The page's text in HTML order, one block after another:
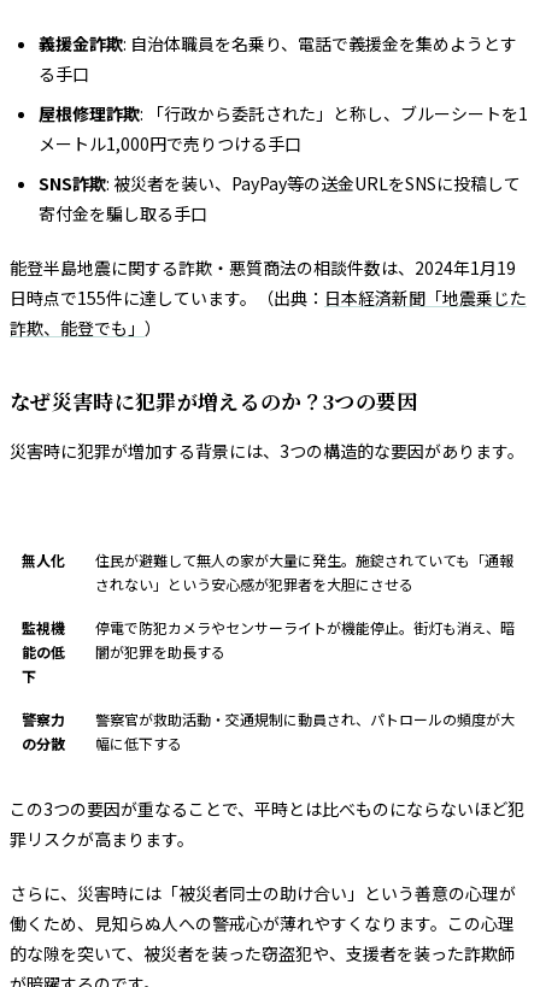
義援金詐欺: 自治体職員を名乗り、電話で義援金を集めようとす
る手口
屋根修理詐欺: 「行政から委託された」と称し、ブルーシートを1
メートル1,000円で売りつける手口
SNS詐欺: 被災者を装い、PayPay等の送金URLをSNSに投稿して
寄付金を騙し取る手口
能登半島地震に関する詐欺・悪質商法の相談件数は、2024年1月19
日時点で155件に達しています。（出典： 日本経済新聞「地震乗じた
詐欺、能登でも」 ）
なぜ災害時に犯罪が増えるのか？3つの要因
災害時に犯罪が増加する背景には、3つの構造的な要因があります。
無人化
住民が避難して無人の家が大量に発生。施錠されていても「通報
されない」という安心感が犯罪者を大胆にさせる
監視機
能の低
下
停電で防犯カメラやセンサーライトが機能停止。街灯も消え、暗
闇が犯罪を助長する
警察力
の分散
警察官が救助活動・交通規制に動員され、パトロールの頻度が大
幅に低下する
この3つの要因が重なることで、平時とは比べものにならないほど犯
罪リスクが高まります。
さらに、災害時には「被災者同士の助け合い」という善意の心理が
働くため、見知らぬ人への警戒心が薄れやすくなります。この心理
的な隙を突いて、被災者を装った窃盗犯や、支援者を装った詐欺師